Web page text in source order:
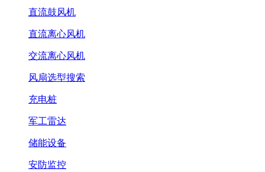
直流鼓风机
直流离心风机
交流离心风机
风扇选型搜索
充电桩
军工雷达
储能设备
安防监控